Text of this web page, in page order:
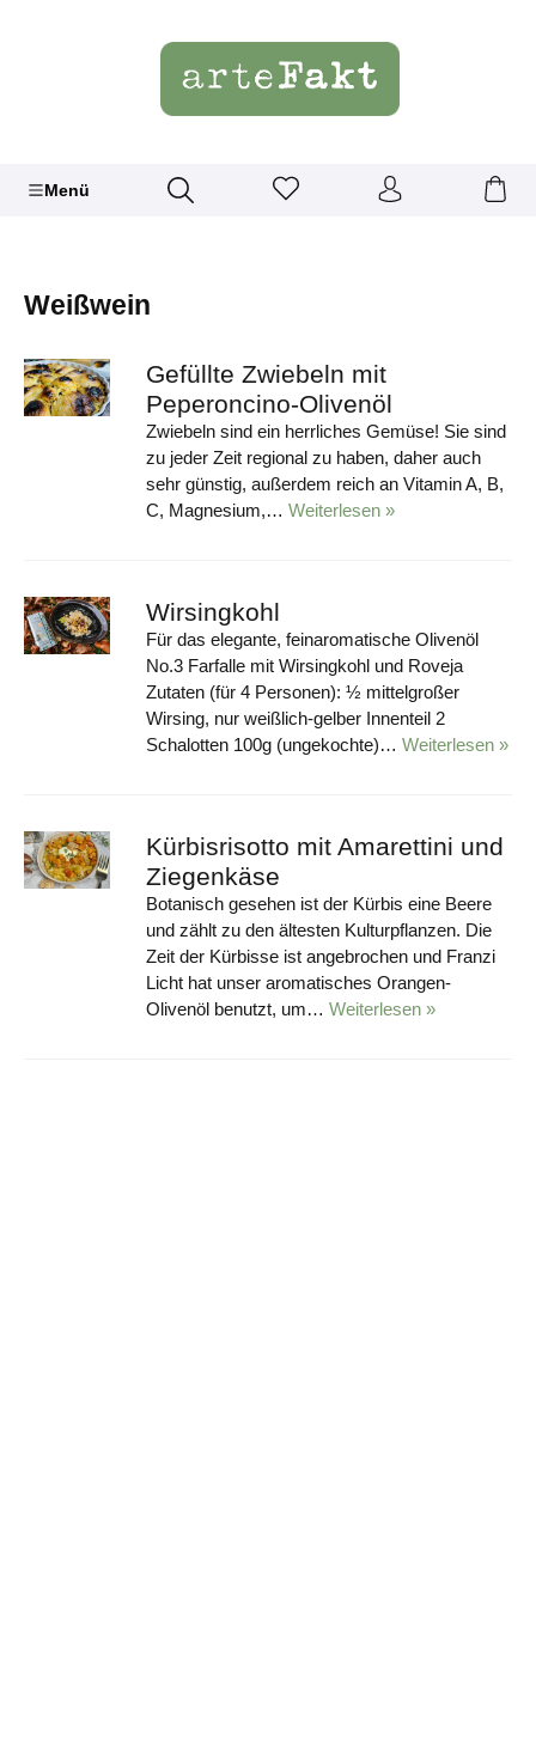
Menü
Weißwein
Gefüllte Zwiebeln mit
Peperoncino-Olivenöl
Zwiebeln sind ein herrliches Gemüse! Sie sind
zu jeder Zeit regional zu haben, daher auch
sehr günstig, außerdem reich an Vitamin A, B,
C, Magnesium,… Weiterlesen »
Wirsingkohl
Für das elegante, feinaromatische Olivenöl
No.3 Farfalle mit Wirsingkohl und Roveja
Zutaten (für 4 Personen): ½ mittelgroßer
Wirsing, nur weißlich-gelber Innenteil 2
Schalotten 100g (ungekochte)… Weiterlesen »
Kürbisrisotto mit Amarettini und
Ziegenkäse
Botanisch gesehen ist der Kürbis eine Beere
und zählt zu den ältesten Kulturpflanzen. Die
Zeit der Kürbisse ist angebrochen und Franzi
Licht hat unser aromatisches Orangen-
Olivenöl benutzt, um… Weiterlesen »